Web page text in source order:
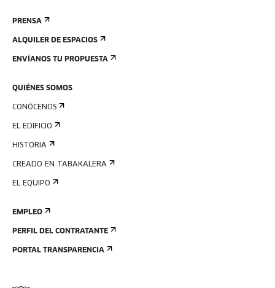
PRENSA
ALQUILER DE ESPACIOS
ENVÍANOS TU PROPUESTA
QUIÉNES SOMOS
CONÓCENOS
EL EDIFICIO
HISTORIA
CREADO EN TABAKALERA
EL EQUIPO
EMPLEO
PERFIL DEL CONTRATANTE
PORTAL TRANSPARENCIA